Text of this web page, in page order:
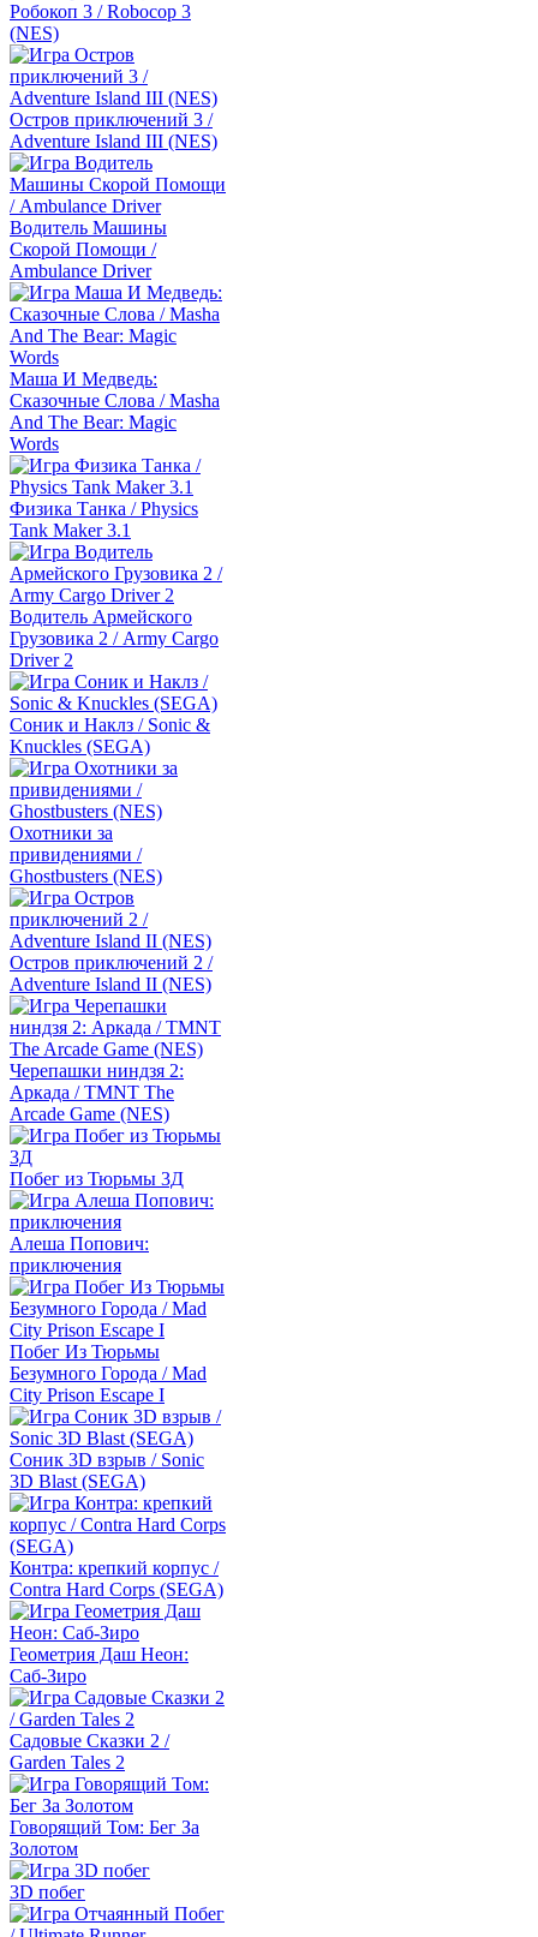
Робокоп 3 / Robocop 3
(NES)
Остров приключений 3 /
Adventure Island III (NES)
Водитель Машины
Скорой Помощи /
Ambulance Driver
Маша И Медведь:
Сказочные Слова / Masha
And The Bear: Magic
Words
Физика Танка / Physics
Tank Maker 3.1
Водитель Армейского
Грузовика 2 / Army Cargo
Driver 2
Соник и Наклз / Sonic &
Knuckles (SEGA)
Охотники за
привидениями /
Ghostbusters (NES)
Остров приключений 2 /
Adventure Island II (NES)
Черепашки ниндзя 2:
Аркада / TMNT The
Arcade Game (NES)
Побег из Тюрьмы 3Д
Алеша Попович:
приключения
Побег Из Тюрьмы
Безумного Города / Mad
City Prison Escape I
Соник 3D взрыв / Sonic
3D Blast (SEGA)
Контра: крепкий корпус /
Contra Hard Corps (SEGA)
Геометрия Даш Неон:
Саб-Зиро
Садовые Сказки 2 /
Garden Tales 2
Говорящий Том: Бег За
Золотом
3D побег